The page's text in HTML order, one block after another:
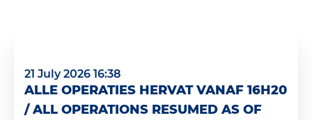
21 July 2026 16:38
ALLE OPERATIES HERVAT VANAF 16H20
/ ALL OPERATIONS RESUMED AS OF